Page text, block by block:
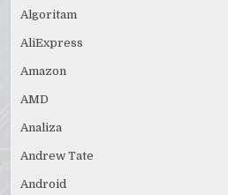
Algoritam
AliExpress
Amazon
AMD
Analiza
Andrew Tate
Android